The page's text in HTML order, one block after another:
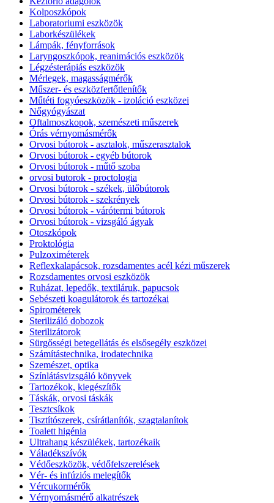
Kolposzkópok
Laboratoriumi eszközök
Laborkészülékek
Lámpák, fényforrások
Laryngoszkópok, reanimációs eszközök
Légzésterápiás eszközök
Mérlegek, magasságmérők
Műszer- és eszközfertőtlenítők
Műtéti fogyóeszközök - izoláció eszközei
Nőgyógyászat
Oftalmoszkopok, szemészeti műszerek
Órás vérnyomásmérők
Orvosi bútorok - asztalok, műszerasztalok
Orvosi bútorok - egyéb bútorok
Orvosi bútorok - műtő szoba
orvosi butorok - proctologia
Orvosi bútorok - székek, ülőbútorok
Orvosi bútorok - szekrények
Orvosi bútorok - várótermi bútorok
Orvosi bútorok - vizsgáló ágyak
Otoszkópok
Proktológia
Pulzoximéterek
Reflexkalapácsok, rozsdamentes acél kézi műszerek
Rozsdamentes orvosi eszközök
Ruházat, lepedők, textiláruk, papucsok
Sebészeti koagulátorok és tartozékai
Spirométerek
Sterilizáló dobozok
Sterilizátorok
Sürgősségi betegellátás és elsősegély eszközei
Számítástechnika, irodatechnika
Szemészet, optika
Színlátásvizsgáló könyvek
Tartozékok, kiegészítők
Táskák, orvosi táskák
Tesztcsíkok
Tisztítószerek, csírátlanítók, szagtalanítok
Toalett higénia
Ultrahang készülékek, tartozékaik
Váladékszívók
Védőeszközök, védőfelszerelések
Vér- és infúziós melegítők
Vércukormérők
Vérnyomásmérő alkatrészek